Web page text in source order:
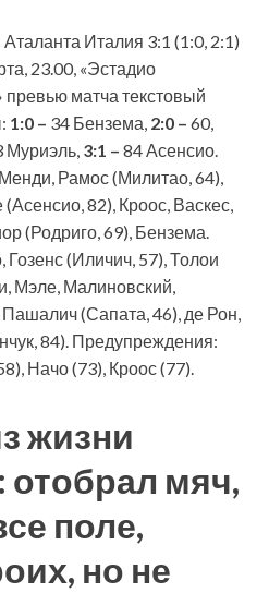
Италия 3:1 (1:0, 2:1)
23.00, «Эстадио
матча текстовый
1:0 – 34 Бензема, 2:0 – 60,
Муриэль, 3:1 – 84 Асенсио.
Менди, Рамос (Милитао, 64),
82), Кроос, Васкес,
(Родриго, 69), Бензема.
Гозенс (Иличич, 57), Толои
Мэле, Малиновский,
(Сапата, 46), де Рон,
84). Предупреждения:
Начо (73), Кроос (77).
жизни
отобрал мяч,
поле,
но не